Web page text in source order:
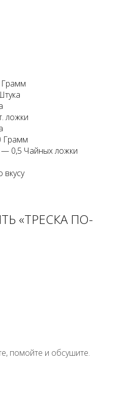
ложки
Грамм
0,5 Чайных ложки
«ТРЕСКА ПО-
помойте и обсушите.